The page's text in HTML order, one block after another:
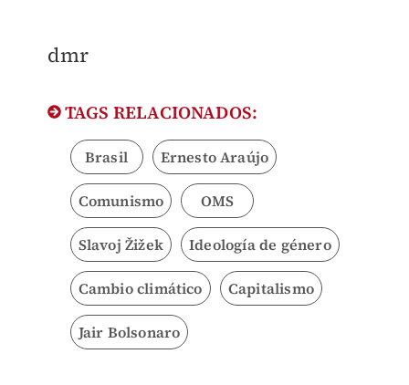
​dmr​
TAGS RELACIONADOS:
Brasil Ernesto Araújo
Comunismo OMS
Slavoj Žižek Ideología de género
Cambio climático Capitalismo
Jair Bolsonaro